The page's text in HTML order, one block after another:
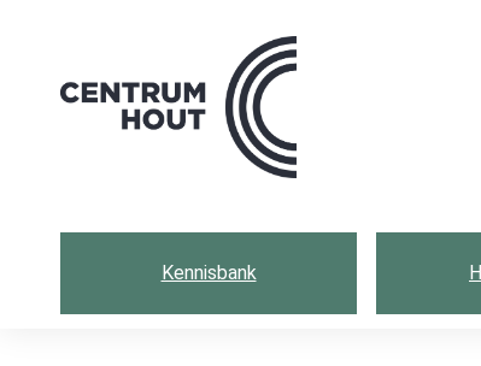
Centrum
hout
Kennisbank